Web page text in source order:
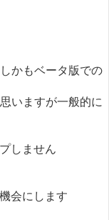
かもベータ版での
いますが一般的に
しません
会にします